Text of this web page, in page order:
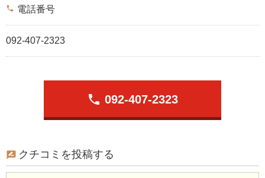
phone 電話番号
092-407-2323
phone 092-407-2323
クチコミを投稿する